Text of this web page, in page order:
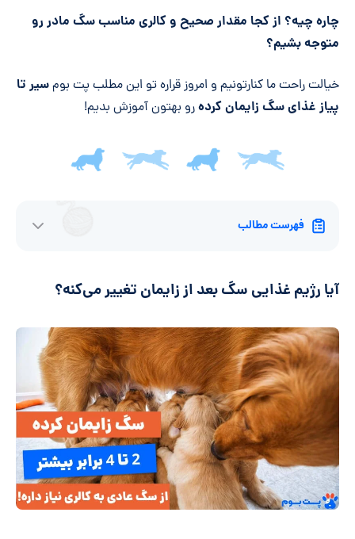
چاره چیه؟ از کجا مقدار صحیح و کالری مناسب سگ مادر رو
متوجه بشیم؟
خیالت راحت ما کنارتونیم و امروز قراره تو این مطلب پت بومسیر تا
پیاز غذای سگ زایمان کردهرو بهتون آموزش بدیم!
فهرست مطالب
آیا رژیم غذایی سگ بعد از زایمان تغییر می‌کنه؟